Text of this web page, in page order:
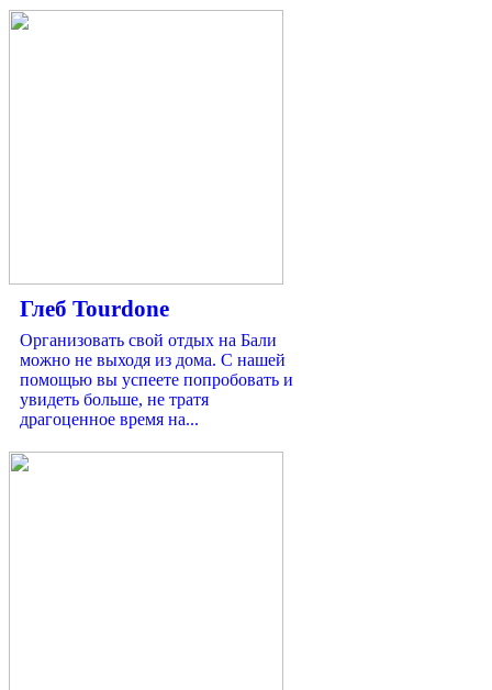
Глеб Tourdone
Организовать свой отдых на Бали
можно не выходя из дома. С нашей
помощью вы успеете попробовать и
увидеть больше, не тратя
драгоценное время на...